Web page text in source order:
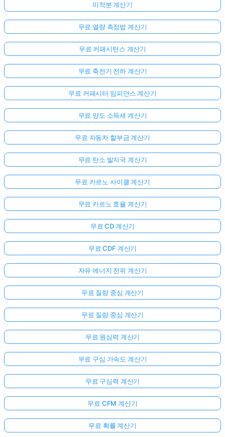
미적분 계산기
무료 열량 측정법 계산기
무료 커패시턴스 계산기
무료 축전기 전하 계산기
무료 커패시터 임피던스 계산기
무료 양도 소득세 계산기
무료 자동차 할부금 계산기
무료 탄소 발자국 계산기
무료 카르노 사이클 계산기
무료 카르노 효율 계산기
무료 CD 계산기
무료 CDF 계산기
자유 에너지 전위 계산기
무료 질량 중심 계산기
무료 질량 중심 계산기
무료 원심력 계산기
무료 구심 가속도 계산기
무료 구심력 계산기
무료 CFM 계산기
무료 확률 계산기